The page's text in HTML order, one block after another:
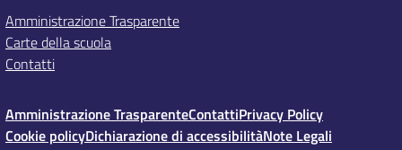
Amministrazione Trasparente
Carte della scuola
Contatti
Amministrazione TrasparenteContattiPrivacy Policy
Cookie policyDichiarazione di accessibilitàNote Legali